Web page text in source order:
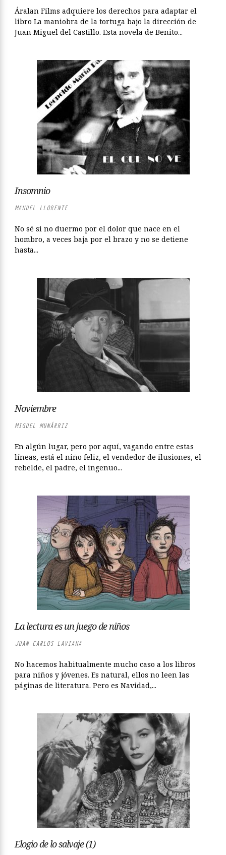
Áralan Films adquiere los derechos para adaptar el
libro La maniobra de la tortuga bajo la dirección de
Juan Miguel del Castillo. Esta novela de Benito...
Insomnio
MANUEL LLORENTE
No sé si no duermo por el dolor que nace en el
hombro, a veces baja por el brazo y no se detiene
hasta...
Noviembre
MIGUEL MUNÁRRIZ
En algún lugar, pero por aquí, vagando entre estas
líneas, está el niño feliz, el vendedor de ilusiones, el
rebelde, el padre, el ingenuo...
La lectura es un juego de niños
JUAN CARLOS LAVIANA
No hacemos habitualmente mucho caso a los libros
para niños y jóvenes. Es natural, ellos no leen las
páginas de literatura. Pero es Navidad,...
Elogio de lo salvaje (1)